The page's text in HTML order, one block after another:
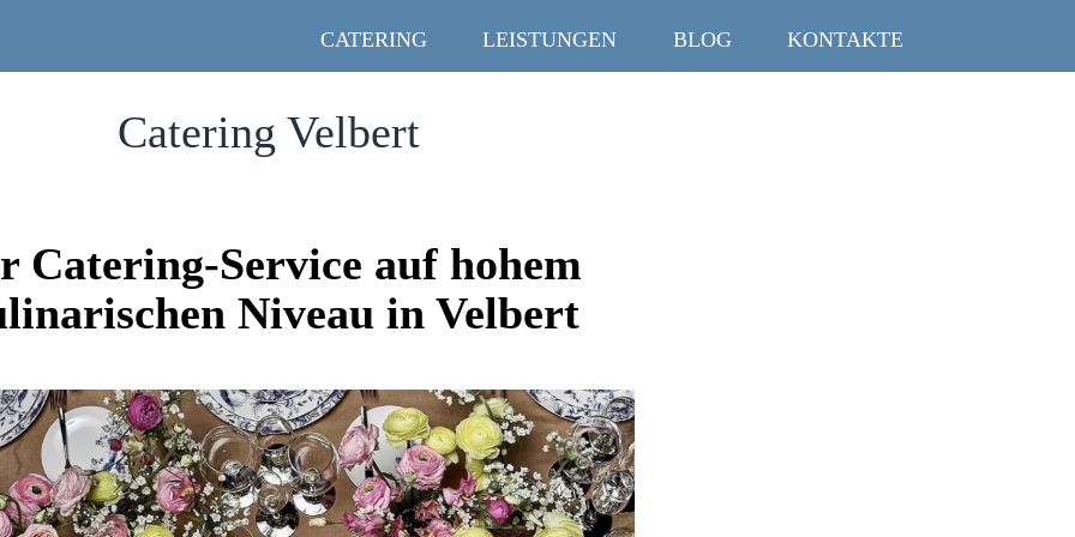
CATERING LEISTUNGEN BLOG KONTAKTE
Catering Velbert
Catering-Service auf hohem
Niveau in Velbert